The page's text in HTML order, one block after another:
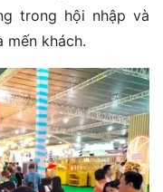
trong hội nhập và
mến khách.